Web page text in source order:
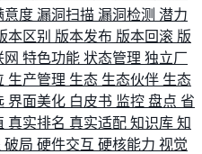
意度 漏洞扫描 漏洞检测 潜力
本区别 版本发布 版本回滚 版
网 特色功能 状态管理 独立厂
生产管理 生态 生态伙伴 生态
界面美化 白皮书 监控 盘点 省
真实排名 真实适配 知识库 知
破局 硬件交互 硬核能力 视觉